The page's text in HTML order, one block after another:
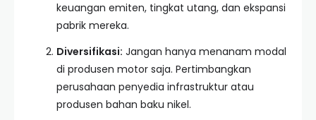
keuangan emiten, tingkat utang, dan ekspansi
pabrik mereka.
Diversifikasi: Jangan hanya menanam modal
di produsen motor saja. Pertimbangkan
perusahaan penyedia infrastruktur atau
produsen bahan baku nikel.